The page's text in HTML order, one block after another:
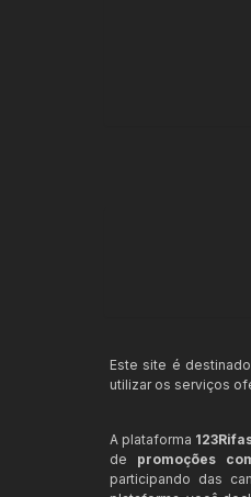
Este site é
utilizar os serviços
A plataforma
de promoções
participando das